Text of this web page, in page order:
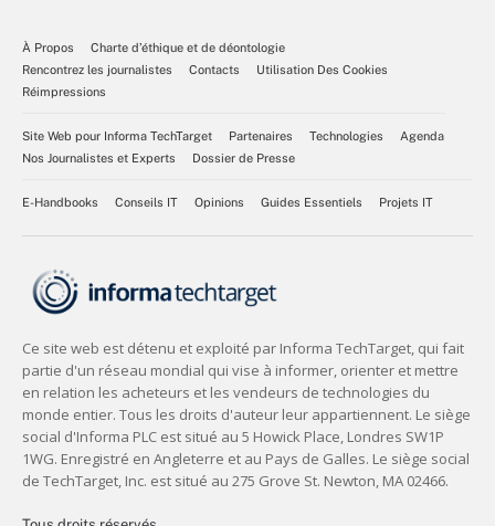
À Propos
Charte d’éthique et de déontologie
Rencontrez les journalistes
Contacts
Utilisation Des Cookies
Réimpressions
Site Web pour Informa TechTarget Partenaires Technologies
Agenda
Nos Journalistes et Experts
Dossier de Presse
E-Handbooks Conseils IT Opinions Guides Essentiels Projets IT